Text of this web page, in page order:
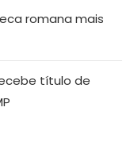
romana mais
título de